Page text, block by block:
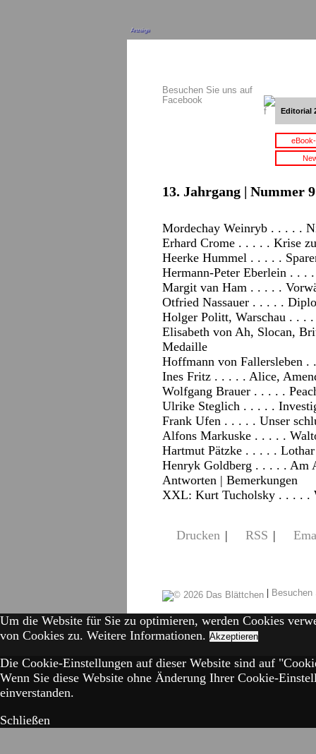
Anzeige
Besuchen Sie uns auf
Facebook
Editorial
13. Jahrgang | Nummer
Mordechay Weinryb . . . . .
Erhard Crome . . . . . Krise
Heerke Hummel . . . . .
Hermann-Peter Eberlein . . .
Margit van Ham . . . . .
Otfried Nassauer . . . . .
Holger Politt, Warschau . . .
Elisabeth von Ah, Slocan,
Medaille
Hoffmann von Fallersleben
Ines Fritz . . . . . Alice,
Wolfgang Brauer . . . . .
Ulrike Steglich . . . . .
Frank Ufen . . . . . Unser
Alfons Markuske . . . . .
Hartmut Pätzke . . . . .
Henryk Goldberg . . . . . Am
Antworten | Bemerkungen
XXL: Kurt Tucholsky . . . . .
Drucken | RSS |
|
Um die Website für Sie zu optimieren, werden Cookies
von Cookies zu. Weitere Informationen. Akzeptieren
Die Cookie-Einstellungen auf dieser Website sind auf
Wenn Sie diese Website ohne Änderung Ihrer Cookie-
einverstanden.
Schließen